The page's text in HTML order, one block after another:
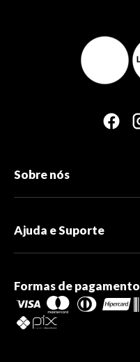
Sobre nós
Ajuda e Suporte
Formas de pagamento